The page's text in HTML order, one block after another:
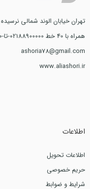
تهران خیابان الوند شمالی نرسیده به
همراه با 40 خط 02188900000-تا-02188900040
ashoria78@gmail.com
www.aliashori.ir
اطلاعات
اطلاعات تحویل
حریم خصوصی
شرایط و ضوابط